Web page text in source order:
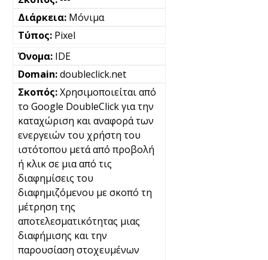
Μόνιμα
Pixel
IDE
doubleclick.net
Χρησιμοποιείται από
το Google DoubleClick για την
καταχώριση και αναφορά των
ενεργειών του χρήστη του
ιστότοπου μετά από προβολή
ή κλικ σε μια από τις
διαφημίσεις του
διαφημιζόμενου με σκοπό τη
μέτρηση της
αποτελεσματικότητας μιας
διαφήμισης και την
παρουσίαση στοχευμένων